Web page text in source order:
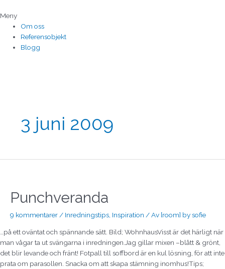
till
innehåll
Meny
Om oss
Referensobjekt
Blogg
3 juni 2009
Punchveranda
9 kommentarer / Inredningstips Inspiration / Av [room] by sofie
…på ett oväntat och spännande sätt. Bild; WohnhausVisst är det härligt när
man vågar ta ut svängarna i inredningen.Jag gillar mixen –blått & grönt,
det blir levande och fränt! Fotpall till soffbord är en kul lösning, för att inte
prata om parasollen. Snacka om att skapa stämning inomhus!Tips;